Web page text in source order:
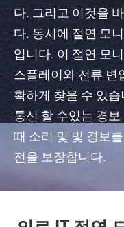
다. 그리고 이것을
다. 동시에 절연 모
입니다. 이 절연 모
스플레이와 전류 변
확하게 찾을 수 있
통신 할 수있는 경
때 소리 및 빛 경보
전을 보장합니다.